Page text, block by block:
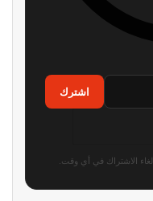
اشترك
الاشتراك في أي وقت.